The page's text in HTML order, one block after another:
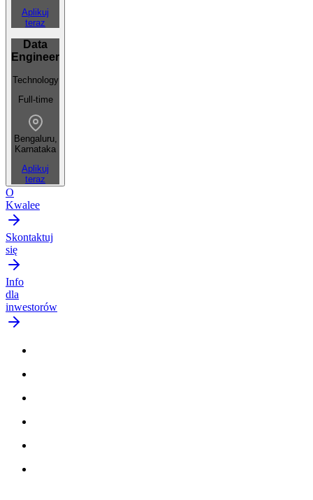
Aplikuj
teraz
Data
Engineer
Technology
Full-time
Bengaluru,
Karnataka
Aplikuj
teraz
O
Kwalee
Skontaktuj
się
Info
dla
inwestorów